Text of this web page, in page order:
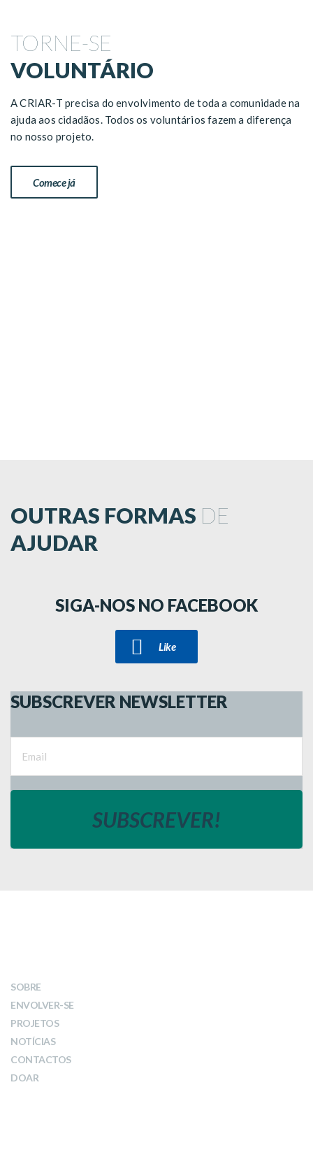
TORNE-SE
VOLUNTÁRIO
A CRIAR-T precisa do envolvimento de toda a comunidade na
ajuda aos cidadãos. Todos os voluntários fazem a diferença
no nosso projeto.
Comece já
OUTRAS FORMAS DE
AJUDAR
SIGA-NOS NO FACEBOOK
Like
SUBSCREVER NEWSLETTER
SOBRE
ENVOLVER-SE
PROJETOS
NOTÍCIAS
CONTACTOS
DOAR